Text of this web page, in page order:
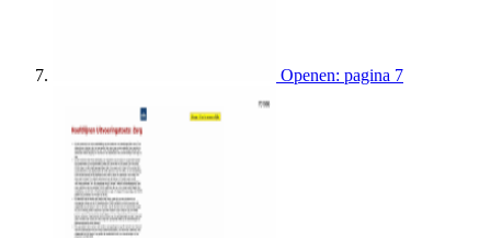
Openen: pagina 7